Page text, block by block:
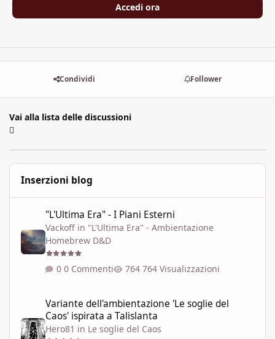
Accedi ora
Condividi Follower
Vai alla lista delle discussioni
Inserzioni blog
"L'Ultima Era" - I Piani Esterni
Vackoff in "L'Ultima Era" - Ambientazione
Homebrew D&D
0 Commenti 764 Visualizzazioni
Variante dell'ambientazione 'Le soglie del
Caos' ispirata a Talislanta
Hero81 in Le soglie del Caos